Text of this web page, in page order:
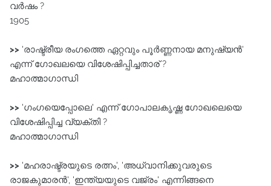
വർഷം ?
1905
>> 'രാഷ്ട്രീയ രംഗത്തെ ഏറ്റവും പൂർണ്ണനായ മനുഷ്യൻ'
എന്ന്‌ ഗോഖലയെ വിശേഷിപ്പിച്ചതാര് ?
മഹാത്മാഗാന്ധി
>> 'ഗംഗയെപ്പോലെ' എന്ന്‌ ഗോപാലകൃഷ്ണ ഗോഖലെയെ
വിശേഷിപ്പിച്ച വ്യക്തി ?
മഹാത്മാഗാന്ധി
>> 'മഹരാഷ്ട്രയുടെ രത്നം', 'അധ്വാനിക്കുവരുടെ
രാജകുമാരൻ', 'ഇന്ത്യയുടെ വജ്രം' എന്നിങ്ങനെ